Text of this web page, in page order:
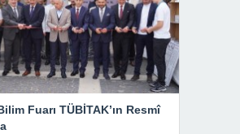
Fuarı TÜBİTAK’ın Resmî